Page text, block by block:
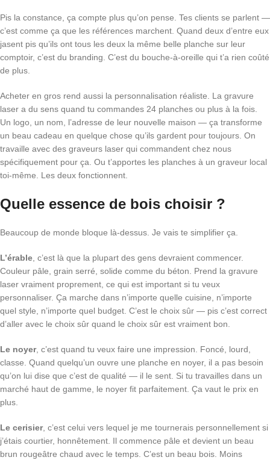
Pis la constance, ça compte plus qu’on pense. Tes clients se parlent —
c’est comme ça que les références marchent. Quand deux d’entre eux
jasent pis qu’ils ont tous les deux la même belle planche sur leur
comptoir, c’est du branding. C’est du bouche-à-oreille qui t’a rien coûté
de plus.
Acheter en gros rend aussi la personnalisation réaliste. La gravure
laser a du sens quand tu commandes 24 planches ou plus à la fois.
Un logo, un nom, l’adresse de leur nouvelle maison — ça transforme
un beau cadeau en quelque chose qu’ils gardent pour toujours. On
travaille avec des graveurs laser qui commandent chez nous
spécifiquement pour ça. Ou t’apportes les planches à un graveur local
toi-même. Les deux fonctionnent.
Quelle essence de bois choisir ?
Beaucoup de monde bloque là-dessus. Je vais te simplifier ça.
L’érable , c’est là que la plupart des gens devraient commencer.
Couleur pâle, grain serré, solide comme du béton. Prend la gravure
laser vraiment proprement, ce qui est important si tu veux
personnaliser. Ça marche dans n’importe quelle cuisine, n’importe
quel style, n’importe quel budget. C’est le choix sûr — pis c’est correct
d’aller avec le choix sûr quand le choix sûr est vraiment bon.
Le noyer, c’est quand tu veux faire une impression. Foncé, lourd,
classe. Quand quelqu’un ouvre une planche en noyer, il a pas besoin
qu’on lui dise que c’est de qualité — il le sent. Si tu travailles dans un
marché haut de gamme, le noyer fit parfaitement. Ça vaut le prix en
plus.
Le cerisier, c’est celui vers lequel je me tournerais personnellement si
j’étais courtier, honnêtement. Il commence pâle et devient un beau
brun rougeâtre chaud avec le temps. C’est un beau bois. Moins